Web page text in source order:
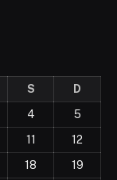
S
D
4
5
11
12
18
19